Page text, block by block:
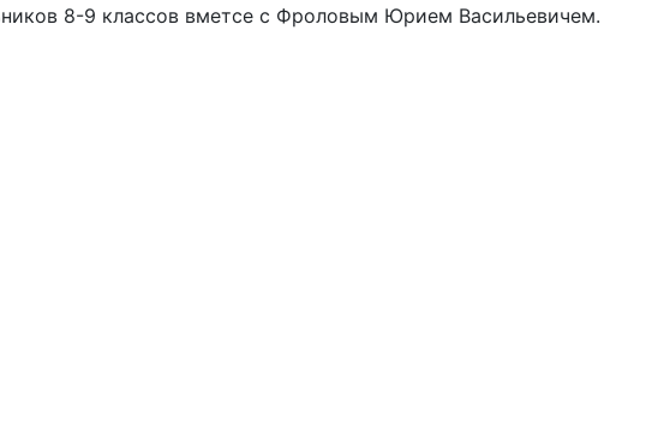
8-9 классов вметсе с Фроловым Юрием Васильевичем.